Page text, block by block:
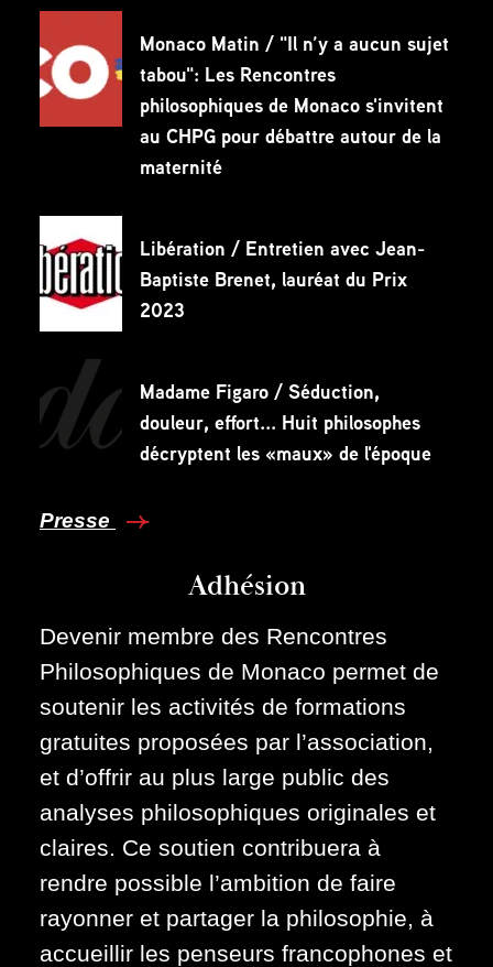
Monaco Matin / "Il n’y a aucun sujet
tabou": Les Rencontres
philosophiques de Monaco s'invitent
au CHPG pour débattre autour de la
maternité
Libération / Entretien avec Jean-
Baptiste Brenet, lauréat du Prix
2023
Madame Figaro / Séduction,
douleur, effort... Huit philosophes
décryptent les «maux» de l'époque
Presse
Adhésion
Devenir membre des Rencontres
Philosophiques de Monaco permet de
soutenir les activités de formations
gratuites proposées par l’association,
et d’offrir au plus large public des
analyses philosophiques originales et
claires. Ce soutien contribuera à
rendre possible l’ambition de faire
rayonner et partager la philosophie, à
accueillir les penseurs francophones et